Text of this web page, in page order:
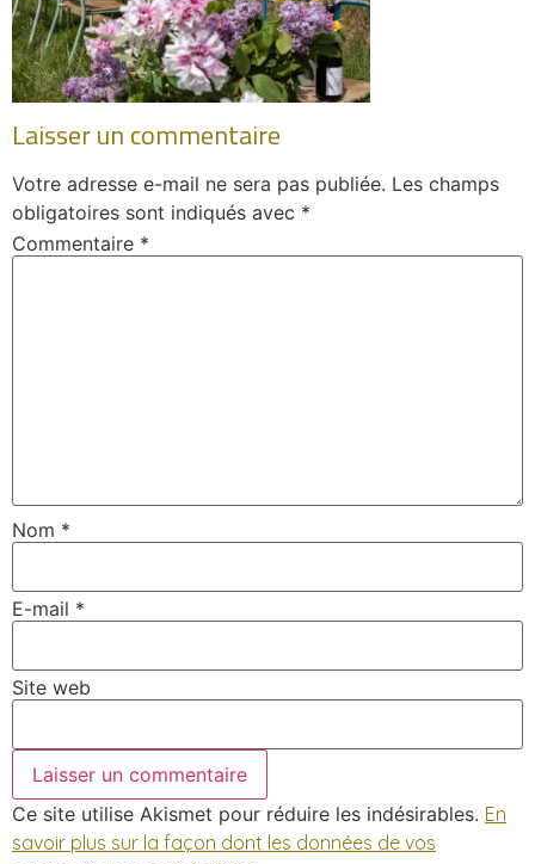
Laisser un commentaire
Votre adresse e-mail ne sera pas publiée. Les champs
obligatoires sont indiqués avec *
Commentaire *
Nom *
E-mail *
Site web
Ce site utilise Akismet pour réduire les indésirables. En
savoir plus sur la façon dont les données de vos